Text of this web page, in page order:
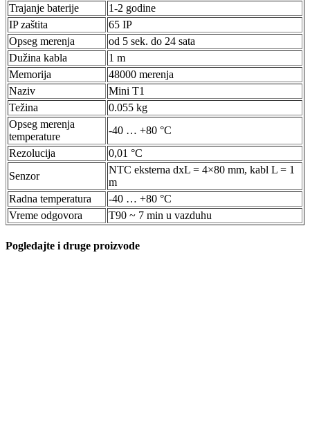
Trajanje baterije
1-2 godine
IP zaštita
65 IP
Opseg merenja
od 5 sek. do 24 sata
Dužina kabla
1 m
Memorija
48000 merenja
Naziv
Mini T1
Težina
0.055 kg
Opseg merenja
temperature
-40 … +80 °C
Rezolucija
0,01 °C
Senzor
NTC eksterna dxL = 4×80 mm, kabl L = 1
m
Radna temperatura
-40 … +80 °C
Vreme odgovora
T90 ~ 7 min u vazduhu
Pogledajte i druge proizvode